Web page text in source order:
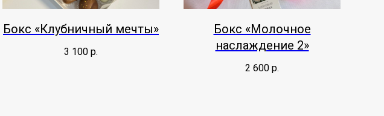
Бокс «Клубничный мечты»
3 100 р.
Бокс «Молочное
наслаждение 2»
2 600 р.